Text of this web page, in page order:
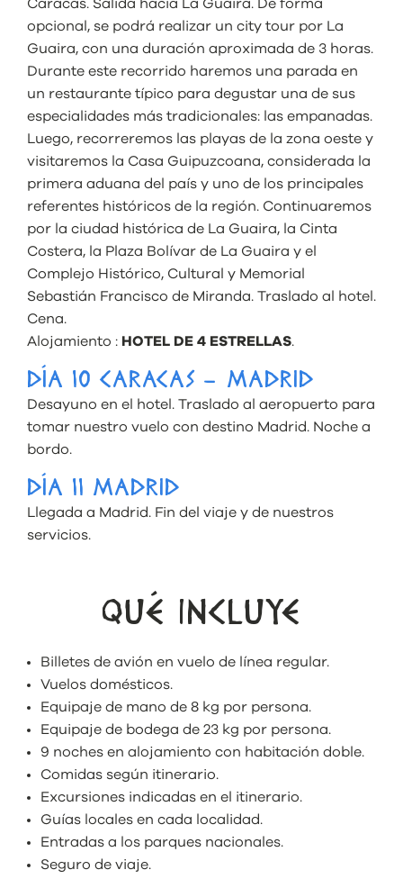
Caracas. Salida hacia La Guaira. De forma
opcional, se podrá realizar un city tour por La
Guaira, con una duración aproximada de 3 horas.
Durante este recorrido haremos una parada en
un restaurante típico para degustar una de sus
especialidades más tradicionales: las empanadas.
Luego, recorreremos las playas de la zona oeste y
visitaremos la Casa Guipuzcoana, considerada la
primera aduana del país y uno de los principales
referentes históricos de la región. Continuaremos
por la ciudad histórica de La Guaira, la Cinta
Costera, la Plaza Bolívar de La Guaira y el
Complejo Histórico, Cultural y Memorial
Sebastián Francisco de Miranda. Traslado al hotel.
Cena.
Alojamiento : HOTEL DE 4 ESTRELLAS.
DÍA 10 CARACAS – MADRID
Desayuno en el hotel. Traslado al aeropuerto para
tomar nuestro vuelo con destino Madrid. Noche a
bordo.
DÍA 11 MADRID
Llegada a Madrid. Fin del viaje y de nuestros
servicios.
QUÉ INCLUYE
Billetes de avión en vuelo de línea regular.
Vuelos domésticos.
Equipaje de mano de 8 kg por persona.
Equipaje de bodega de 23 kg por persona.
9 noches en alojamiento con habitación doble.
Comidas según itinerario.
Excursiones indicadas en el itinerario.
Guías locales en cada localidad.
Entradas a los parques nacionales.
Seguro de viaje.